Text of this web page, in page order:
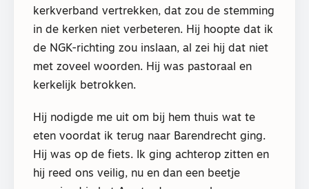
kerkverband vertrekken, dat zou de stemming
in de kerken niet verbeteren. Hij hoopte dat ik
de NGK-richting zou inslaan, al zei hij dat niet
met zoveel woorden. Hij was pastoraal en
kerkelijk betrokken.
Hij nodigde me uit om bij hem thuis wat te
eten voordat ik terug naar Barendrecht ging.
Hij was op de fiets. Ik ging achterop zitten en
hij reed ons veilig, nu en dan een beetje